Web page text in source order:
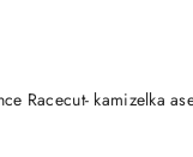
Racecut- kamizelka